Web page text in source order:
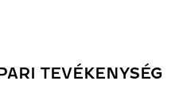
TEVÉKENYSÉG